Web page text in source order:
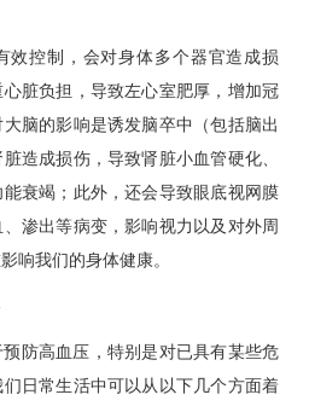
效控制，会对身体多个器官造成损
脏负担，导致左心室肥厚，增加冠
大脑的影响是诱发脑卒中（包括脑出
造成损伤，导致肾脏小血管硬化、
衰竭；此外，还会导致眼底视网膜
渗出等病变，影响视力以及对外周
响我们的身体健康。
预防高血压 ，特别是对已具有某些危
日常生活中可以从以下几个方面着